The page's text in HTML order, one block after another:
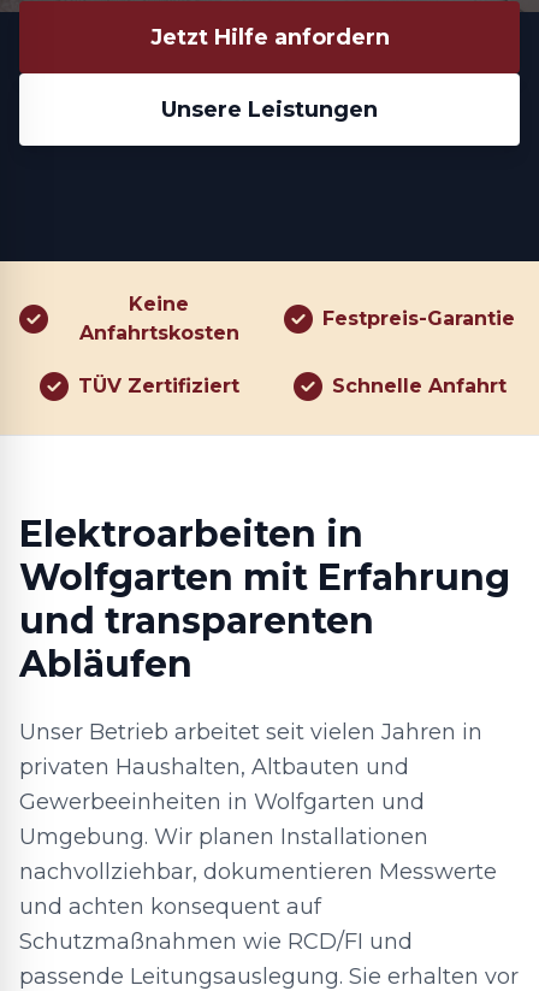
Jetzt Hilfe anfordern
Unsere Leistungen
Keine
Anfahrtskosten
Festpreis-Garantie
TÜV Zertifiziert Schnelle Anfahrt
Elektroarbeiten in
Wolfgarten mit Erfahrung
und transparenten
Abläufen
Unser Betrieb arbeitet seit vielen Jahren in
privaten Haushalten, Altbauten und
Gewerbeeinheiten in Wolfgarten und
Umgebung. Wir planen Installationen
nachvollziehbar, dokumentieren Messwerte
und achten konsequent auf
Schutzmaßnahmen wie RCD/FI und
passende Leitungsauslegung. Sie erhalten vor